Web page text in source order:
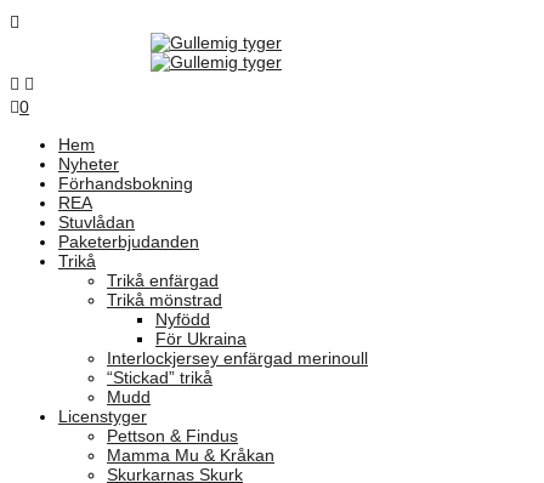
0
Hem
Nyheter
Förhandsbokning
REA
Stuvlådan
Paketerbjudanden
Trikå
Trikå enfärgad
Trikå mönstrad
Nyfödd
För Ukraina
Interlockjersey enfärgad merinoull
“Stickad” trikå
Mudd
Licenstyger
Pettson & Findus
Mamma Mu & Kråkan
Skurkarnas Skurk